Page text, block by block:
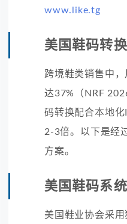
www.like.tg
美国鞋码转
跨境鞋类销售中
达37%（NRF
码转换配合本地
2-3倍。以下是经
方案。
美国鞋码系
美国鞋业协会采用